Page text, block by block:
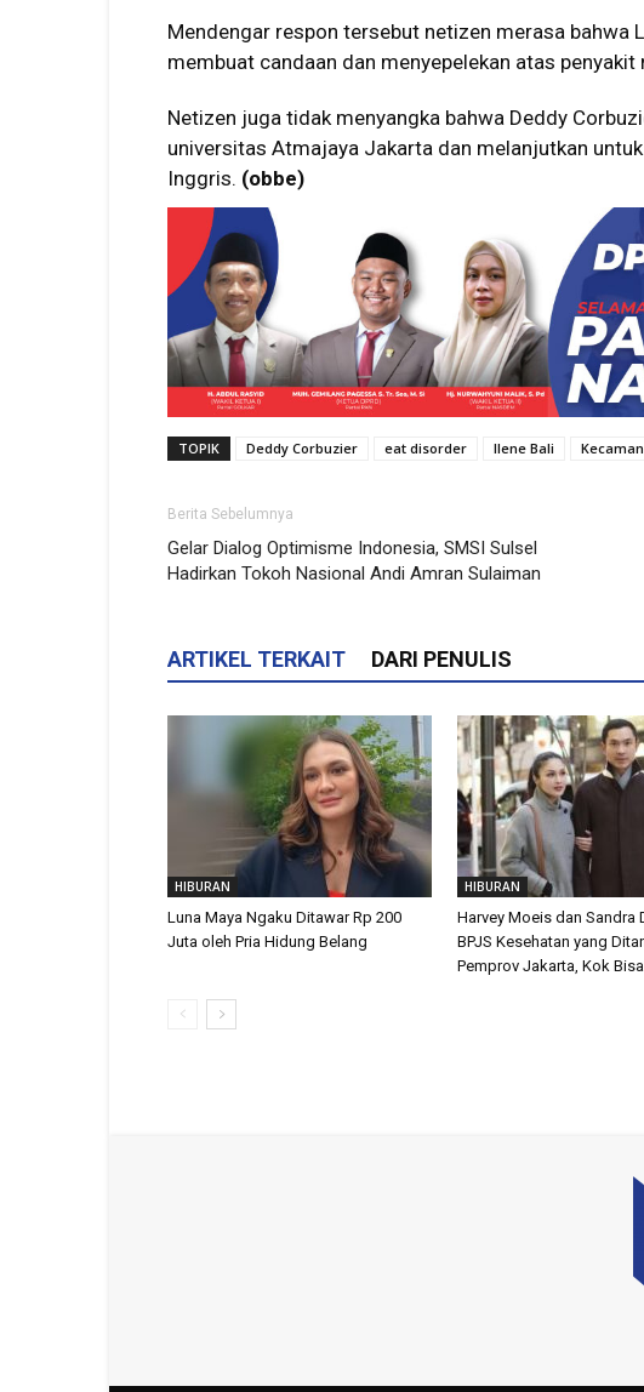
Mendengar respon tersebut netizen merasa bahwa
membuat candaan dan menyepelekan atas penyakit
Netizen juga tidak menyangka bahwa Deddy
universitas Atmajaya Jakarta dan melanjutkan
Inggris. (obbe)
TOPIK Deddy Corbuzier eat disorder Ilene Bali
Berita Sebelumnya
Gelar Dialog Optimisme Indonesia, SMSI Sulsel
Hadirkan Tokoh Nasional Andi Amran Sulaiman
ARTIKEL TERKAIT DARI PENULIS
HIBURAN
Luna Maya Ngaku Ditawar Rp 200
Juta oleh Pria Hidung Belang
HIBURAN
Harvey Moeis dan Sandra
BPJS Kesehatan yang
Pemprov Jakarta, Kok